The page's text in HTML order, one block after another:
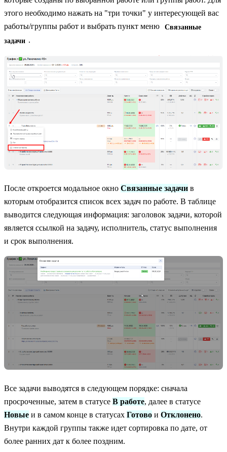
этого необходимо нажать на "три точки" у интересующей вас
работы/группы работ и выбрать пункт меню
Связанные
задачи .
После откроется модальное окно Связанные задачи в
которым отобразится список всех задач по работе. В таблице
выводится следующая информация: заголовок задачи, которой
является ссылкой на задачу, исполнитель, статус выполнения
и срок выполнения.
Все задачи выводятся в следующем порядке: сначала
просроченные, затем в статусе В работе, далее в статусе
Новые и в самом конце в статусах Готово и Отклонено.
Внутри каждой группы также идет сортировка по дате, от
более ранних дат к более поздним.